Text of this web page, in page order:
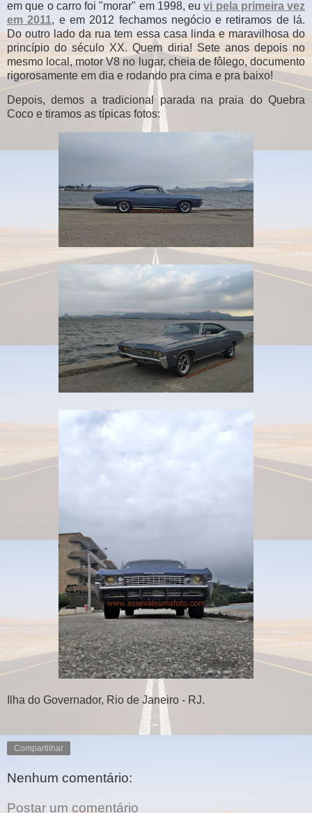
em que o carro foi "morar" em 1998, euvi pela primeira vez
em 2011, e em 2012 fechamos negócio e retiramos de lá.
Do outro lado da rua tem essa casa linda e maravilhosa do
princípio do século XX. Quem diria! Sete anos depois no
mesmo local, motor V8 no lugar, cheia de fôlego, documento
rigorosamente em dia e rodando pra cima e pra baixo!
Depois, demos a tradicional parada na praia do Quebra
Coco e tiramos as típicas fotos:
Ilha do Governador, Rio de Janeiro - RJ.
Compartilhar
Nenhum comentário:
Postar um comentário